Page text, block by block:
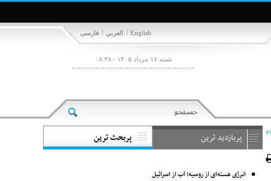
فارسی | العربي | English
شنبه ۱۷ مرداد ۱۴۰۵ - ۰۸:۳۸
پربازدید ترین پربحث ترین
انرژی هسته‌ای از روسیه؛ آب از اسرائیل